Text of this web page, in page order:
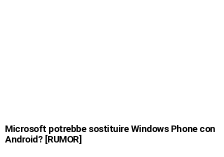
Microsoft potrebbe sostituire Windows Phone con
Android? [RUMOR]